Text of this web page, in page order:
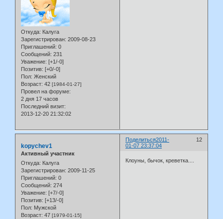
Откуда: Калуга
Зарегистрирован: 2009-08-23
Приглашений: 0
Сообщений: 231
Уважение: [+1/-0]
Позитив: [+0/-0]
Пол: Женский
Возраст: 42 [1984-01-27]
Провел на форуме:
2 дня 17 часов
Последний визит:
2013-12-20 21:32:02
Поделиться 12
2011-
01-07 23:37:04
kopychev1
Активный участник
Откуда: Калуга
Зарегистрирован: 2009-11-25
Приглашений: 0
Сообщений: 274
Уважение: [+7/-0]
Позитив: [+13/-0]
Пол: Мужской
Возраст: 47 [1979-01-15]
Клоуны, бычок, креветка....